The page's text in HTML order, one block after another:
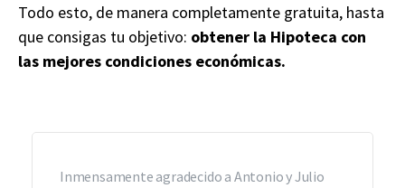
Todo esto, de manera completamente gratuita, hasta
que consigas tu objetivo: obtener la Hipoteca con
las mejores condiciones económicas.
Inmensamente agradecido a Antonio y Julio